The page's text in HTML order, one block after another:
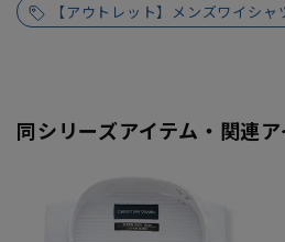
【アウトレット】メンズワイシ
同シリーズアイテム・関連